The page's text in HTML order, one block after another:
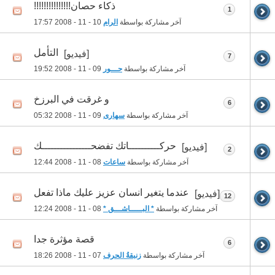
ذكاء حصان!!!!!!!!!!!!!!!
آخر مشاركة بواسطة الرام 17:57
1
[فيديو] التأمل
آخر مشاركة بواسطة حـــور 19:52
7
و غرقت في البرزخ
آخر مشاركة بواسطة سهارى 05:32
6
[فيديو] حركــــــــــاتك تفضحــــــــــــــــك
آخر مشاركة بواسطة ساعات 12:44
2
[فيديو] عندما يتغير انسان عزيز عليك ماذا تفعل
آخر مشاركة بواسطة * البـــــاشـــق * 12:24
12
قصة مؤثرة جدا
آخر مشاركة بواسطة زنبقةُ الحرف 18:26
6